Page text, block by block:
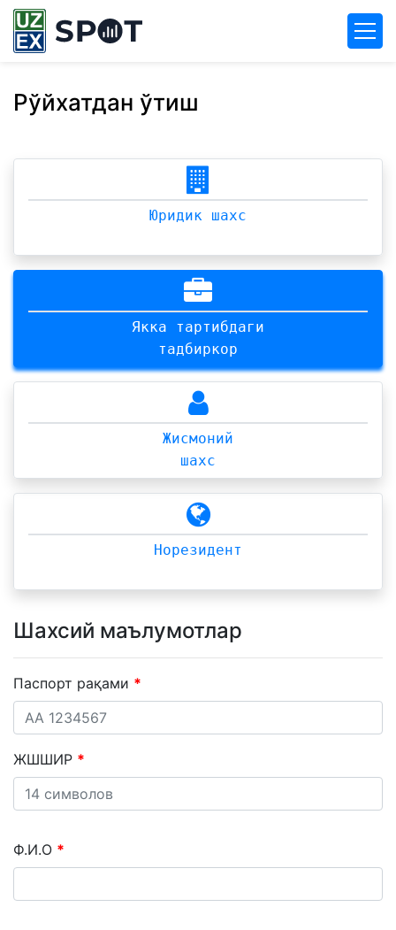
Рўйхатдан ўтиш
Юридик шахс
Якка тартибдаги
тадбиркор
Жисмоний
шахс
Норезидент
Шахсий маълумотлар
Паспорт рақами
ЖШШИР
Ф.И.О